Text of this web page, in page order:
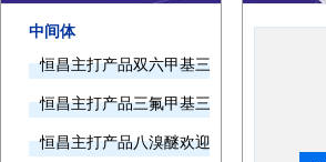
中间体
恒昌主打产品双六甲基三胺欢迎询价
恒昌主打产品三氟甲基三甲基硅烷欢迎询价
恒昌主打产品八溴醚欢迎询价